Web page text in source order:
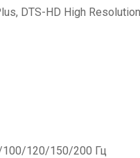
DTS-HD High
100/120/150/200 Гц